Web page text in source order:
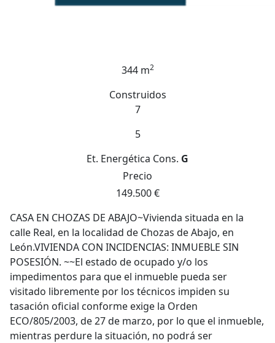
344 m2
Construidos
7
5
Et. Energética Cons. G
Precio
149.500 €
CASA EN CHOZAS DE ABAJO~Vivienda situada en la
calle Real, en la localidad de Chozas de Abajo, en
León.VIVIENDA CON INCIDENCIAS: INMUEBLE SIN
POSESIÓN. ~~El estado de ocupado y/o los
impedimentos para que el inmueble pueda ser
visitado libremente por los técnicos impiden su
tasación oficial conforme exige la Orden
ECO/805/2003, de 27 de marzo, por lo que el inmueble,
mientras perdure la situación, no podrá ser